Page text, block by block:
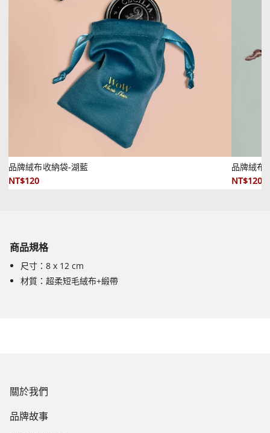
品牌絨布收納袋-湖藍
NT$120
品牌絨布
NT$120
商品規格
尺寸：8 x 12 cm
材質：超柔短毛絨布+緞帶
關於我們
品牌故事